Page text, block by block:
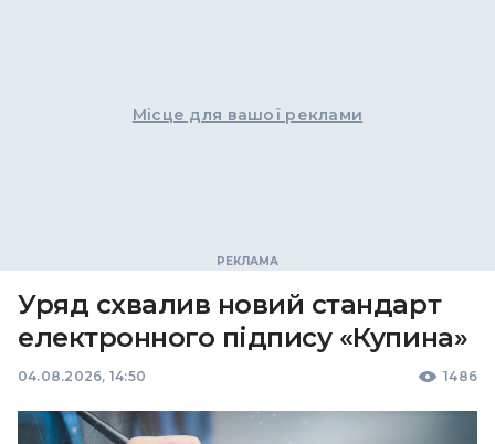
Місце для вашої реклами
Уряд схвалив новий стандарт
електронного підпису «Купина»
04.08.2026, 14:50 1486